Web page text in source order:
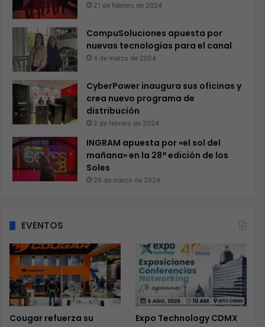
21 de febrero de 2024
CompuSoluciones apuesta por
nuevas tecnologías para el canal
4 de marzo de 2024
CyberPower inaugura sus oficinas y
crea nuevo programa de
distribución
2 de febrero de 2024
INGRAM apuesta por «el sol del
mañana» en la 28ª edición de los
Soles
26 de marzo de 2024
EVENTOS
Cougar refuerza su
Expo Technology CDMX